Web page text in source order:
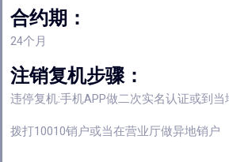
合约期：
24个月
注销复机步骤：
违停复机:手机APP做二次实名认证或到
拨打10010销户或当在营业厅做异地销户